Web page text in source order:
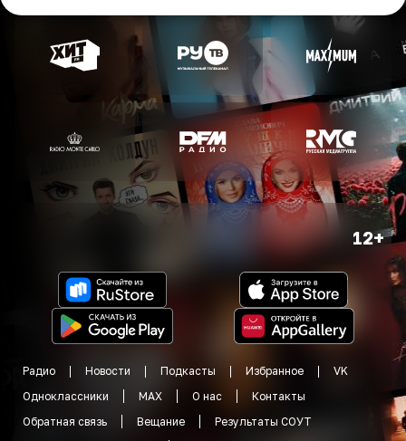
12+
Радио Новости Подкасты Избранное
VK
Одноклассники
MAX О нас
Контакты
Обратная связь
Вещание
Результаты СОУТ